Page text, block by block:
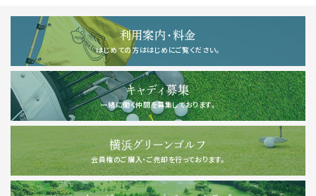
利用案内・料金
はじめての方ははじめにご覧ください。
キャディ募集
一緒に働く仲間を募集しております。
横浜グリーンゴルフ
会員権のご購入・ご売却を行っております。